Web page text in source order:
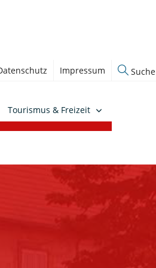
Impressum Suche
Tourismus & Freizeit